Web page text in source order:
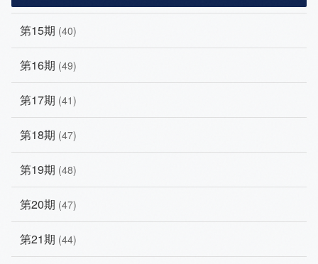
第15期 (40)
第16期 (49)
第17期 (41)
第18期 (47)
第19期 (48)
第20期 (47)
第21期 (44)